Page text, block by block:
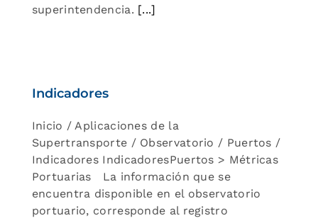
superintendencia. [...]
Indicadores
Inicio / Aplicaciones de la
Supertransporte / Observatorio / Puertos /
Indicadores IndicadoresPuertos > Métricas
Portuarias La información que se
encuentra disponible en el observatorio
portuario, corresponde al registro